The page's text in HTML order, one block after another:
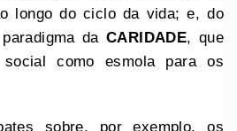
longo do ciclo da vida; e, do
daCARIDADE, que
como esmola para os
sobre, por exemplo, os